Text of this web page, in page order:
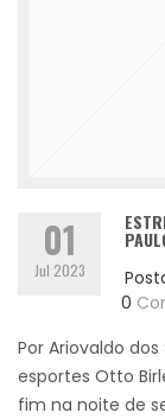
01
Jul 2023
0
Por Ariovaldo
esportes Otto
fim na noite de